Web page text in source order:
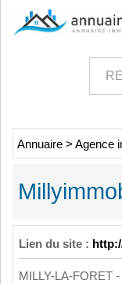
Annuaire > Agence
Lien du site :
MILLY-LA-FORET